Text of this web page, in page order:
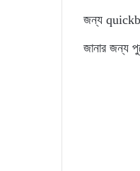
জন্য
জানার জন্য